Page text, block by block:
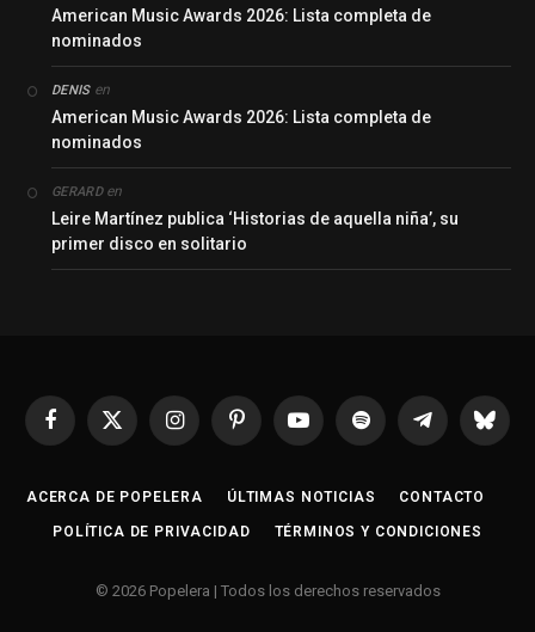
American Music Awards 2026: Lista completa de
nominados
DENISen
American Music Awards 2026: Lista completa de
nominados
GERARDen
Leire Martínez publica ‘Historias de aquella niña’, su
primer disco en solitario
Facebook
X
InstagramPinterestYouTubeSpotify Telegrama
ACERCA DE POPELERA ÚLTIMAS NOTICIAS CONTACTO
POLÍTICA DE PRIVACIDAD TÉRMINOS Y CONDICIONES
© 2026 Popelera | Todos los derechos reservados